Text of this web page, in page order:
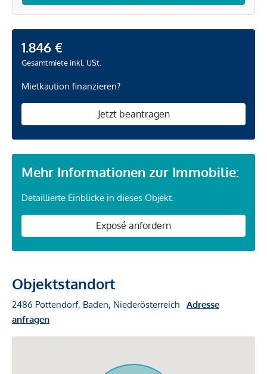
1.846 €
Gesamtmiete inkl. USt.
Mietkaution finanzieren?
Jetzt beantragen
Mehr Informationen zur Immobilie:
Detaillierte Einblicke in dieses Objekt.
Exposé anfordern
Objektstandort
2486 Pottendorf, Baden, Niederösterreich
Adresse
anfragen